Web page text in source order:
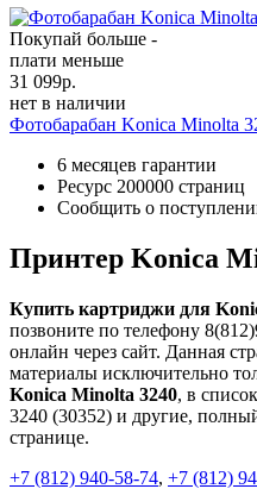
Покупай больше -
плати меньше
31 099р.
нет в наличии
Фотобарабан Konica Minolta
6 месяцев гарантии
Ресурс 200000 страниц
Сообщить о
Принтер Konica
Купить картриджи для
позвоните по телефону
онлайн через сайт. Данная
материалы исключительно
Konica Minolta 3240, в
3240 (30352) и другие,
странице.
+7 (812) 940-58-74, +7 (812)